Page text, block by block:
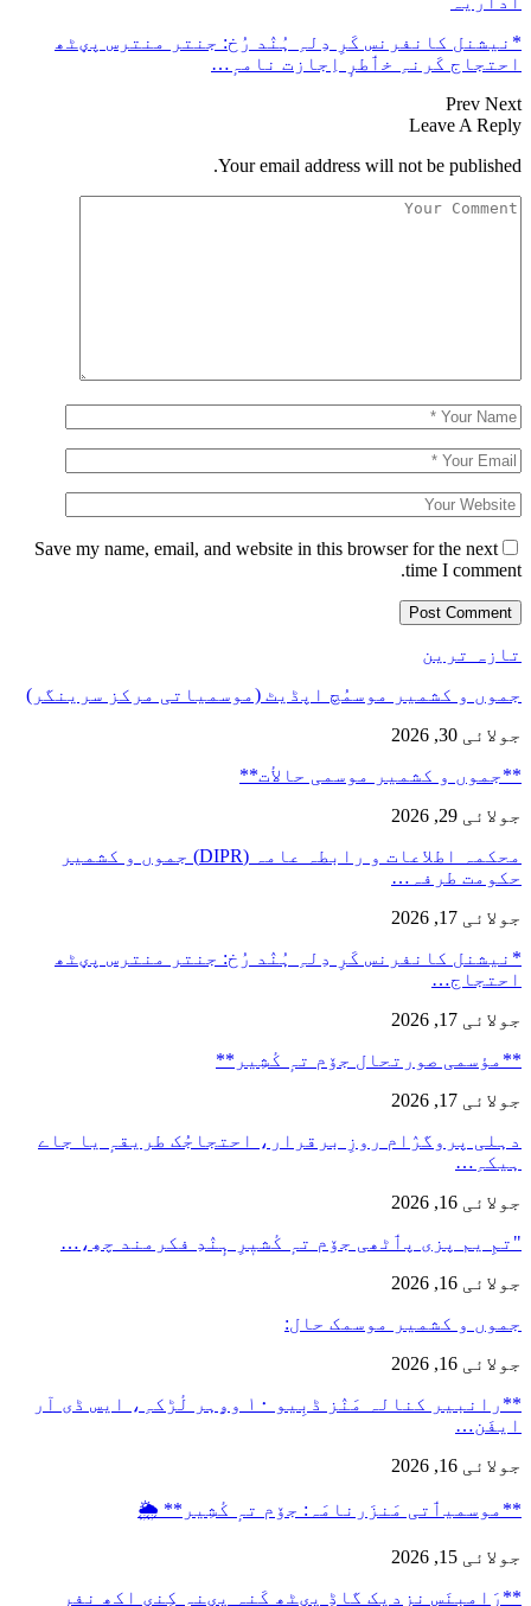
*نیشنل کانفرنس کَرِ دِلہِ ہُنٛد رُخ: جنتر منترس پؠٹھ
احتجاج کَرنہِ خٲطرٕ اِجازت نامہٕ…
Prev Next
Leave A Reply
Your email address will not be published.
Save my name, email, and website in this browser for the next
time I comment.
تازہ ترین
جموں و کشمیر موسمُچ اپڈیٹ (موسمیاتی مرکز سرینگر)
جولائی 30, 2026
**جموں و كشمیر موسمی حالأت**
جولائی 29, 2026
محکمہ اطلاعات و رابطہ عامہ (DIPR) جموں و کشمیر
حکومت طرفہ…
جولائی 17, 2026
*نیشنل کانفرنس کَرِ دِلہِ ہُنٛد رُخ: جنتر منترس پؠٹھ
احتجاج…
جولائی 17, 2026
**مؤسمی صورتحال جۆم تہٕ کٔشِیر**
جولائی 17, 2026
دہلی پروگرٛام روزِ برقرار، احتجاجُک طریقہٕ یا جاے
ہیکہِ…
جولائی 16, 2026
"تمِ یم پزی پٲٹھی جۆم تہٕ کٔشیٖرِ ہٕنٛدِ فکرمند چھِ،…
جولائی 16, 2026
جموں و کشمیر موسمک حال:
جولائی 16, 2026
**رانبیر کنالہ مَنٛز ڈبِیو ۱۰ وۄہر لٔڑکہِ، ایس ڈی آر
ایفَن…
جولائی 16, 2026
**موسمیٲتی مَنزَرنامَہ: جۆم تہٕ کٔشِیر** 🌦️
جولائی 15, 2026
**رَامبنَس نزدیٖک گاڈِ پؠٹھ کَنہ پؠنہٕ کِنؠ اکھ نفر